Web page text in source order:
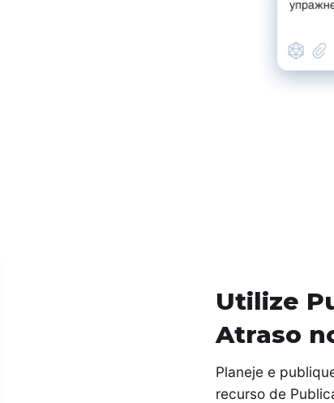
Utilize
Atraso
Planeje e
recurso de